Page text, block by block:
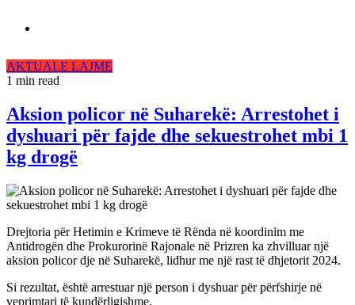
AKTUALE LAJME
1 min read
Aksion policor në Suharekë: Arrestohet i
dyshuari për fajde dhe sekuestrohet mbi 1
kg drogë
Drejtoria për Hetimin e Krimeve të Rënda në koordinim me
Antidrogën dhe Prokurorinë Rajonale në Prizren ka zhvilluar një
aksion policor dje në Suharekë, lidhur me një rast të dhjetorit 2024.
Si rezultat, është arrestuar një person i dyshuar për përfshirje në
veprimtari të kundërligjshme.